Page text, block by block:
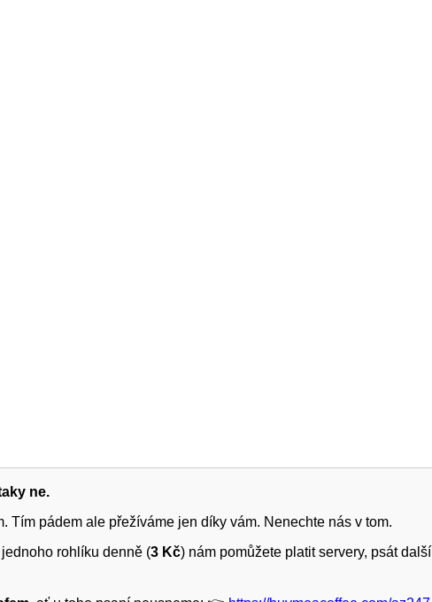
ne.
pádem ale přežíváme jen díky vám. Nenechte nás v tom.
rohlíku denně (3 Kč) nám pomůžete platit servery, psát